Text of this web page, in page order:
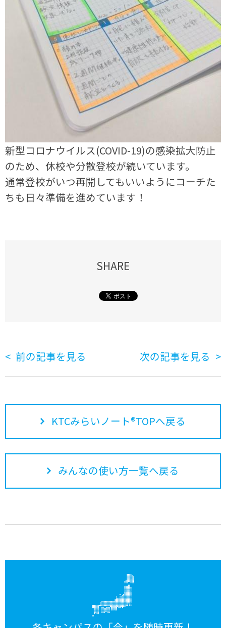
新型コロナウイルス(COVID-19)の感染拡大防止
のため、休校や分散登校が続いています。
通常登校がいつ再開してもいいようにコーチた
ちも日々準備を進めています！
SHARE
前の記事を見る 次の記事を見る
KTCみらいノート®TOPへ戻る
みんなの使い方一覧へ戻る